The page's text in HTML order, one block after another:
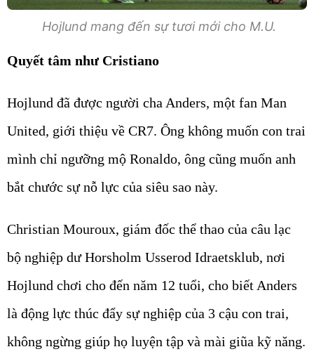
Hojlund mang đến sự tươi mới cho M.U.
Quyết tâm như Cristiano
Hojlund đã được người cha Anders, một fan Man
United, giới thiệu về CR7. Ông không muốn con trai
mình chỉ ngưỡng mộ Ronaldo, ông cũng muốn anh
bắt chước sự nỗ lực của siêu sao này.
Christian Mouroux, giám đốc thể thao của câu lạc
bộ nghiệp dư Horsholm Usserod Idraetsklub, nơi
Hojlund chơi cho đến năm 12 tuổi, cho biết Anders
là động lực thúc đẩy sự nghiệp của 3 cậu con trai,
không ngừng giúp họ luyện tập và mài giũa kỹ năng.